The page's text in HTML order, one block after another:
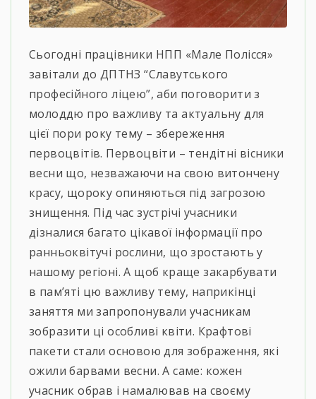
Сьогодні працівники НПП «Мале Полісся»
завітали до ДПТНЗ “Славутського
професійного ліцею”, аби поговорити з
молоддю про важливу та актуальну для
цієї пори року тему – збереження
первоцвітів. Первоцвіти – тендітні вісники
весни що, незважаючи на свою витончену
красу, щороку опиняються під загрозою
знищення. Під час зустрічі учасники
дізналися багато цікавої інформації про
ранньоквітучі рослини, що зростають у
нашому регіоні. А щоб краще закарбувати
в пам’яті цю важливу тему, наприкінці
заняття ми запропонували учасникам
зобразити ці особливі квіти. Крафтові
пакети стали основою для зображення, які
ожили барвами весни. А саме: кожен
учасник обрав і намалював на своєму